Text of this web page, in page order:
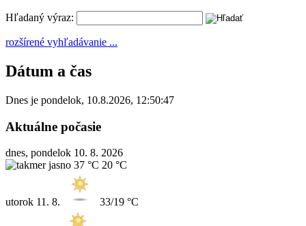
Hľadaný výraz:
rozšírené vyhľadávanie ...
Dátum a čas
Dnes je pondelok, 10.8.2026, 12:50:47
Aktuálne počasie
dnes, pondelok 10. 8. 2026
37 °C 20 °C
utorok 11. 8. 33/19 °C